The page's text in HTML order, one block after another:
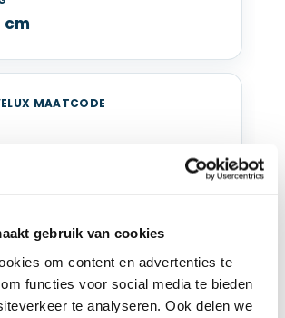
gebruik van cookies
om content en advertenties te
functies voor social media te bieden
te analyseren. Ook delen we
cm
S06 / 606 / 4